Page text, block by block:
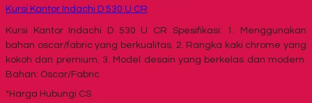
Kursi Kantor Indachi D 530 U CR
Kursi Kantor Indachi D 530 U CR Spesifikasi: 1. Menggunakan
bahan oscar/fabric yang berkualitas. 2. Rangka kaki chrome yang
kokoh dan premium. 3. Model desain yang berkelas dan modern.
Bahan: Oscar/Fabric
*Harga Hubungi CS